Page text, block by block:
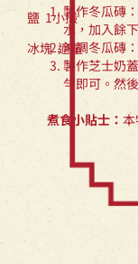
製作冬瓜磚
水，加入餘
沖調冬瓜磚
製作芝士奶
勻即可。然
煮食小貼士：